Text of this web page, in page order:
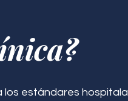
estándares